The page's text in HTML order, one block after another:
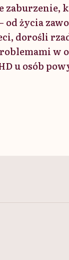
zaburzenie,
życia
dorośli
w
u osób